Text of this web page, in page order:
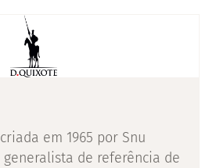
em 1965 por Snu
generalista de referência de